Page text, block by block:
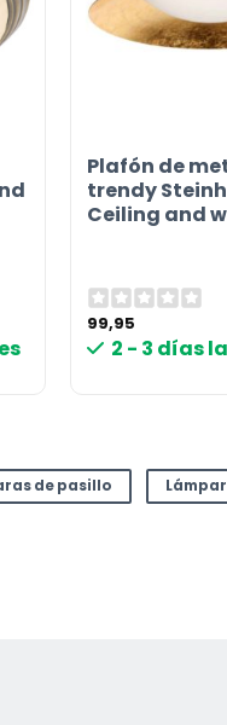
Plafón de
trendy
Ceiling and
99,95
2 - 3 días
de pasillo